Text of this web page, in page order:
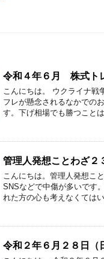
令和４年６月 株式ト
こんにちは。 ウクライナ戦
フレが懸念されるなかでの
す。下げ相場でも勝つこと
管理人発想ことわざ２
こんにちは。管理人発想こ
SNSなどで中傷が多いです
れた方の心も考えなくては
令和２年６月２８日